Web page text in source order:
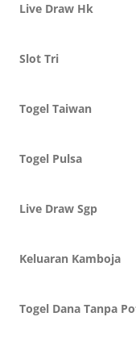
Live Draw Hk
Slot Tri
Togel Taiwan
Togel Pulsa
Live Draw Sgp
Keluaran Kamboja
Togel Dana Tanpa